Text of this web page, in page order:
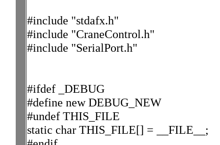
#include "stdafx.h"
#include "CraneControl.h"
#include "SerialPort.h"
#ifdef _DEBUG
#define new DEBUG_NEW
#undef THIS_FILE
static char THIS_FILE[] = __FILE__;